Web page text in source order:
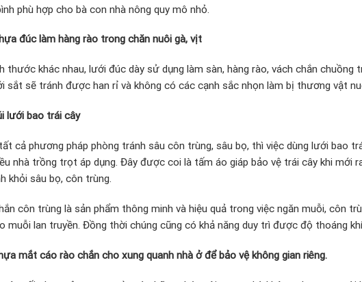
phù hợp cho bà con nhà nông quy mô nhỏ.
đúc làm hàng rào trong chăn nuôi gà, vịt
thước khác nhau, lưới đúc dày sử dụng làm sàn, hàng rào, vách chắn chuồng
sắt sẽ tránh được han rỉ và không có các cạnh sắc nhọn làm bị thương vật
lưới bao trái cây
cả phương pháp phòng tránh sâu côn trùng, sâu bọ, thì việc dùng lưới bao
nhà trồng trọt áp dụng. Đây được coi là tấm áo giáp bảo vệ trái cây khi mới
khỏi sâu bọ, côn trùng.
côn trùng là sản phẩm thông minh và hiệu quả trong việc ngăn muỗi, côn
muỗi lan truyền. Đồng thời chúng cũng có khả năng duy trì được độ thoáng
mắt cáo rào chắn cho xung quanh nhà ở để bảo vệ không gian riêng.